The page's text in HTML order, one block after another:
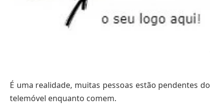
É uma realidade, muitas pessoas estão pendentes do
telemóvel enquanto comem.